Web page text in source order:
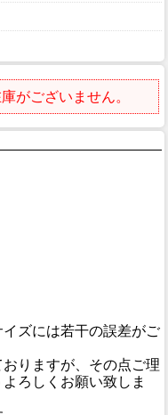
がございません。
ズには若干の誤差がご
りますが、その点ご理
ろしくお願い致しま